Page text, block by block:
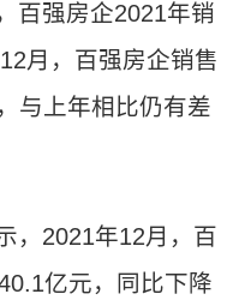
百强房企2021年销
月，百强房企销售
与上年相比仍有差
，2021年12月，百
亿元，同比下降